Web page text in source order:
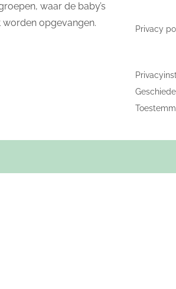
waar de baby’s
opgevangen.
Privacy